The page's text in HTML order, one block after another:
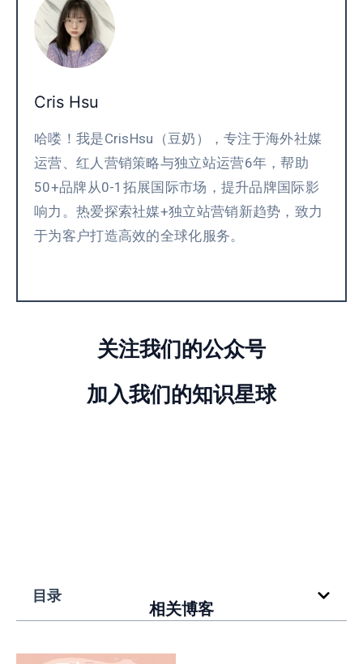
Cris Hsu
哈喽！我是CrisHsu（豆奶），专注于海外社媒
运营、红人营销策略与独立站运营6年，帮助
50+品牌从0-1拓展国际市场，提升品牌国际影
响力。热爱探索社媒+独立站营销新趋势，致力
于为客户打造高效的全球化服务。
关注我们的公众号
加入我们的知识星球
目录
相关博客